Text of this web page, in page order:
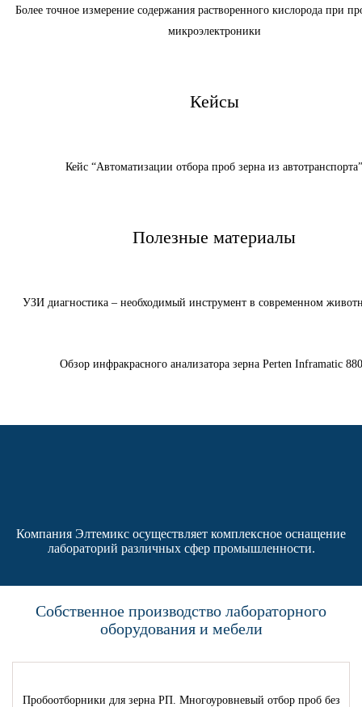
Более точное измерение содержания растворенного кислорода при
микроэлектроники
Кейсы
Кейс “Автоматизации отбора проб зерна из автотранспорта”
Полезные материалы
УЗИ диагностика – необходимый инструмент в современном
Обзор инфракрасного анализатора зерна Perten Inframatic
Компания Элтемикс осуществляет комплексное оснащение
лабораторий различных сфер промышленности.
Собственное производство лабораторного
оборудования и мебели
Пробоотборники для зерна РП. Многоуровневый отбор проб без